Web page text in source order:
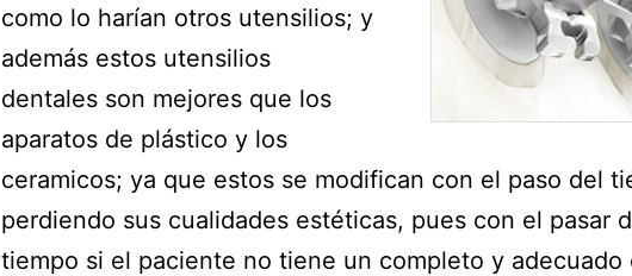
como lo harían otros utensilios; y
además estos utensilios
dentales son mejores que los
aparatos de plástico y los
ceramicos; ya que estos se modifican con el paso del
perdiendo sus cualidades estéticas, pues con el pasar
tiempo si el paciente no tiene un completo y adecuado